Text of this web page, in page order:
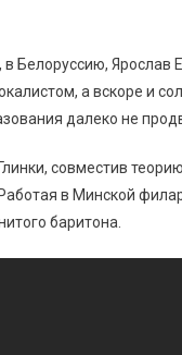
Белоруссию,
а вскоре и
далеко не
совместив
в Минской
баритона.